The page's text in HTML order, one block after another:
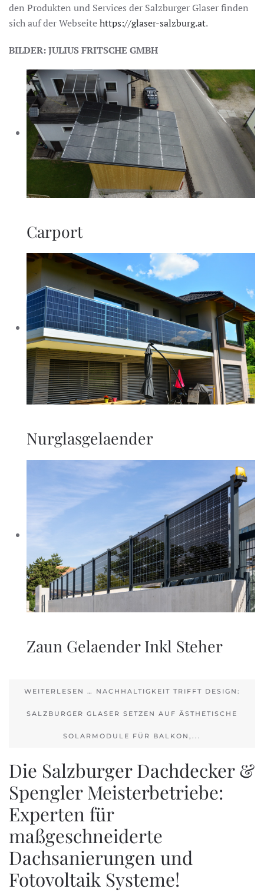
den Produkten und Services der Salzburger Glaser finden
sich auf der Webseitehttps://glaser-salzburg.at.
BILDER: JULIUS FRITSCHE GMBH
Carport
Nurglasgelaender
Zaun Gelaender Inkl Steher
WEITERLESEN … NACHHALTIGKEIT TRIFFT DESIGN:
SALZBURGER GLASER SETZEN AUF ÄSTHETISCHE
SOLARMODULE FÜR BALKON,...
Die Salzburger Dachdecker &
Spengler Meisterbetriebe:
Experten für
maßgeschneiderte
Dachsanierungen und
Fotovoltaik Systeme!